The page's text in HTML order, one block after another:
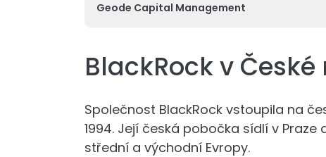
Geode Capital Management
BlackRock v
Společnost BlackRock vstoupila na
1994. Její česká pobočka sídlí v
střední a východní Evropy.